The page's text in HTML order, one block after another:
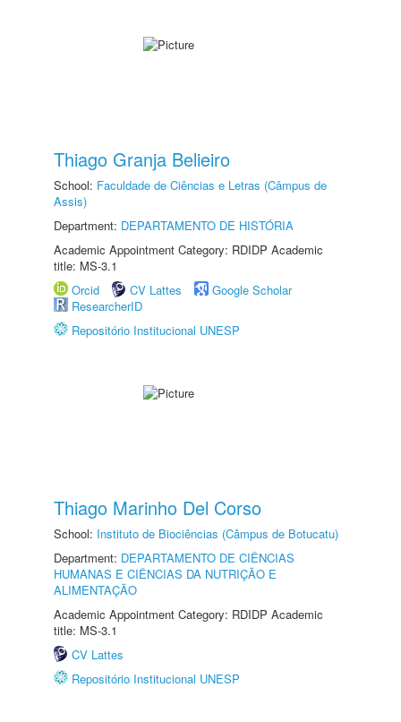
Thiago Granja Belieiro
School: Faculdade de Ciências e Letras (Câmpus de
Assis)
Department: DEPARTAMENTO DE HISTÓRIA
Academic Appointment Category: RDIDP Academic
title: MS-3.1
Orcid
CV Lattes
Google Scholar
ResearcherID
Repositório Institucional UNESP
Thiago Marinho Del Corso
School: Instituto de Biociências (Câmpus de Botucatu)
Department: DEPARTAMENTO DE CIÊNCIAS
HUMANAS E CIÊNCIAS DA NUTRIÇÃO E
ALIMENTAÇÃO
Academic Appointment Category: RDIDP Academic
title: MS-3.1
CV Lattes
Repositório Institucional UNESP